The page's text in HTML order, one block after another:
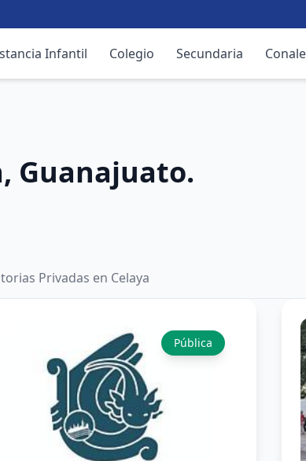
Infantil Colegio Secundaria
Guanajuato.
Privadas en Celaya
Pública